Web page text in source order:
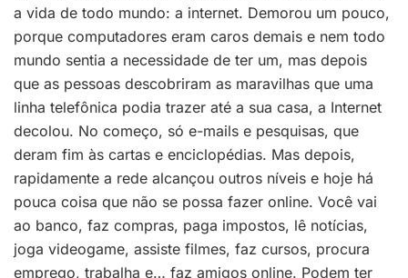
a vida de todo mundo: a internet. Demorou um pouco,
porque computadores eram caros demais e nem todo
mundo sentia a necessidade de ter um, mas depois
que as pessoas descobriram as maravilhas que uma
linha telefônica podia trazer até a sua casa, a Internet
decolou. No começo, só e-mails e pesquisas, que
deram fim às cartas e enciclopédias. Mas depois,
rapidamente a rede alcançou outros níveis e hoje há
pouca coisa que não se possa fazer online. Você vai
ao banco, faz compras, paga impostos, lê notícias,
joga videogame, assiste filmes, faz cursos, procura
emprego, trabalha e… faz amigos online. Podem ter